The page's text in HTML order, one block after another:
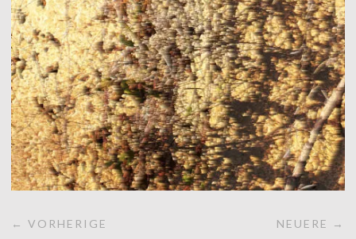
← VORHERIGE NEUERE →